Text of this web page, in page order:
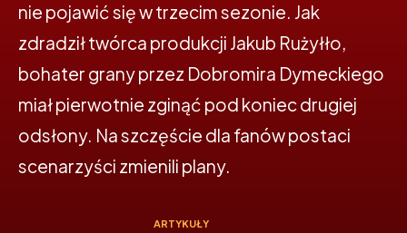
nie pojawić się w trzecim sezonie. Jak
zdradził twórca produkcji Jakub Rużyłło,
bohater grany przez Dobromira Dymeckiego
miał pierwotnie zginąć pod koniec drugiej
odsłony. Na szczęście dla fanów postaci
scenarzyści zmienili plany.
ARTYKUŁY